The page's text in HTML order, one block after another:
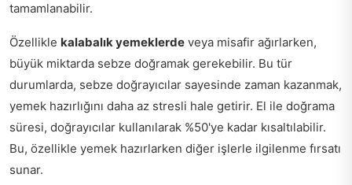
tamamlanabilir.
Özellikle kalabalık yemeklerde veya misafir ağırlarken,
büyük miktarda sebze doğramak gerekebilir. Bu tür
durumlarda, sebze doğrayıcılar sayesinde zaman kazanmak,
yemek hazırlığını daha az stresli hale getirir. El ile doğrama
süresi, doğrayıcılar kullanılarak %50'ye kadar kısaltılabilir.
Bu, özellikle yemek hazırlarken diğer işlerle ilgilenme fırsatı
sunar.